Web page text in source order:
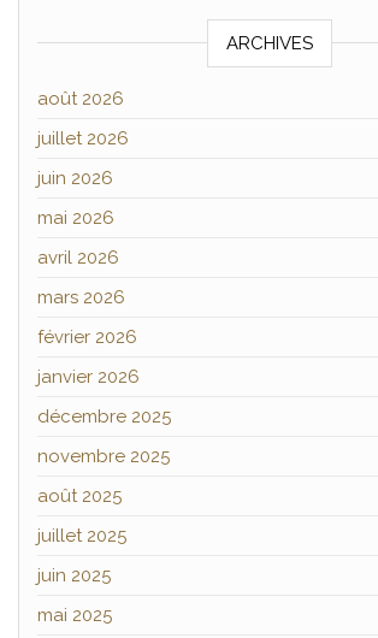
ARCHIVES
août 2026
juillet 2026
juin 2026
mai 2026
avril 2026
mars 2026
février 2026
janvier 2026
décembre 2025
novembre 2025
août 2025
juillet 2025
juin 2025
mai 2025